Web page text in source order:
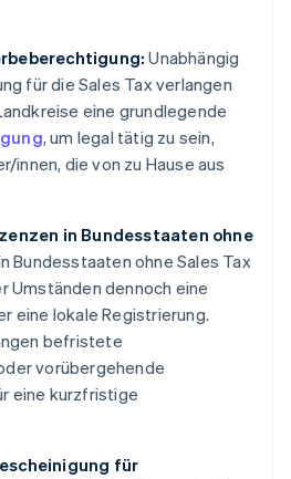
Unabhängig
für die Sales Tax verlangen
eine grundlegende
, um legal tätig zu sein,
innen, die von zu Hause aus
in Bundesstaaten ohne
Bundesstaaten ohne Sales Tax
Umständen dennoch eine
eine lokale Registrierung.
befristete
vorübergehende
eine kurzfristige
für